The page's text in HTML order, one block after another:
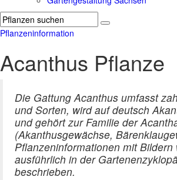
Pflanzeninformation
Acanthus Pflanze
Die Gattung Acanthus umfasst
und Sorten, wird auf deutsch
und gehört zur Familie der
(Akanthusgewächse,
Pflanzeninformationen mit Bildern
ausführlich in der
beschrieben.